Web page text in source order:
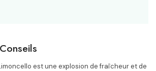
est une explosion de fraîcheur et de